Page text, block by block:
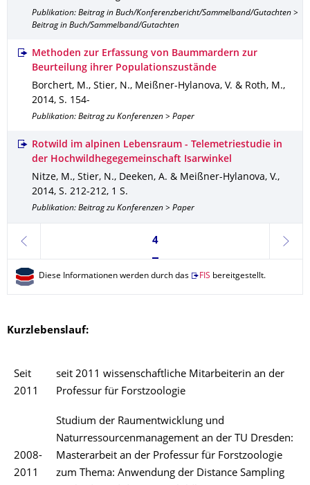
Publikation: Beitrag in Buch/Konferenzbericht/Sammelband/Gutachten >
Beitrag in Buch/Sammelband/Gutachten
Methoden zur Erfassung von Baummardern zur
Beurteilung ihrer Populationszustände
Borchert, M., Stier, N., Meißner-Hylanova, V. & Roth, M.,
2014, S. 154-
Publikation: Beitrag zu Konferenzen > Paper
Rotwild im alpinen Lebensraum - Telemetriestudie in
der Hochwildhegegemeinschaft Isarwinkel
Nitze, M., Stier, N., Deeken, A. & Meißner-Hylanova, V.,
2014, S. 212-212, 1 S.
Publikation: Beitrag zu Konferenzen > Paper
zurück
Seite 4, aktuell ausgewählt
4
weiter
Diese Informationen werden durch das FIS bereitgestellt.
Kurzlebenslauf:
Seit
2011
seit 2011 wissenschaftliche Mitarbeiterin an der
Professur für Forstzoologie
2008-
2011
Studium der Raumentwicklung und
Naturressourcenmanagement an der TU Dresden:
Masterarbeit an der Professur für Forstzoologie
zum Thema: Anwendung der Distance Sampling